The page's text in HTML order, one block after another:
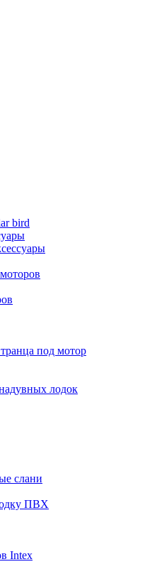
bird
под мотор
лодок
слани
ПВХ
Intex